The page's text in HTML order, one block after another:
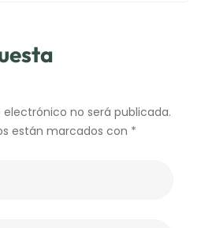
no será publicada.
están marcados con *